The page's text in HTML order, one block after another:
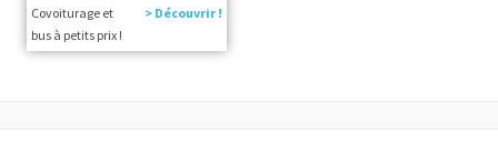
Covoiturage et
bus à petits prix !
> Découvrir !